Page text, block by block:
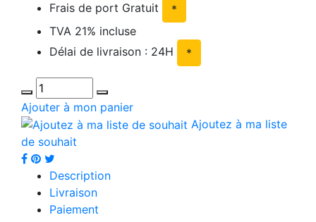
Frais de port Gratuit
*
TVA 21% incluse
Délai de livraison : 24H
*
Ajouter à mon panier
Ajoutez à ma liste
de souhait
Description
Livraison
Paiement